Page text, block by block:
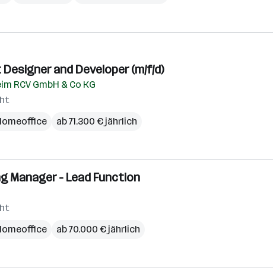
and Developer (m/f/d)
RCV GmbH & Co KG
ab 71.300 € jährlich
Manager - Lead Function
ab 70.000 € jährlich